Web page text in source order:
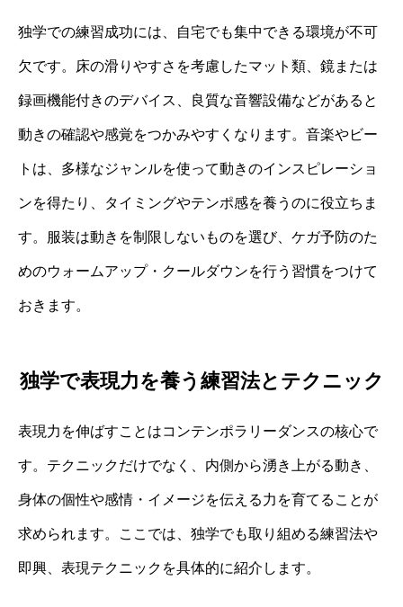
独学での練習成功には、自宅でも集中できる環境が不可
欠です。床の滑りやすさを考慮したマット類、鏡または
録画機能付きのデバイス、良質な音響設備などがあると
動きの確認や感覚をつかみやすくなります。音楽やビー
トは、多様なジャンルを使って動きのインスピレーショ
ンを得たり、タイミングやテンポ感を養うのに役立ちま
す。服装は動きを制限しないものを選び、ケガ予防のた
めのウォームアップ・クールダウンを行う習慣をつけて
おきます。
独学で表現力を養う練習法とテクニック
表現力を伸ばすことはコンテンポラリーダンスの核心で
す。テクニックだけでなく、内側から湧き上がる動き、
身体の個性や感情・イメージを伝える力を育てることが
求められます。ここでは、独学でも取り組める練習法や
即興、表現テクニックを具体的に紹介します。